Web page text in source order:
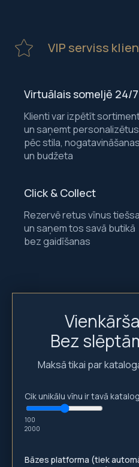
VIP serviss
Virtuālais someljē 24/7
Klienti var izpētīt
un saņemt
pēc stila,
un budžeta
Click & Collect
Rezervē retus vīnus
un saņem tos savā butikā
bez gaidīšanas
Bez
Maksā tikai par
Cik unikālu vīnu ir tavā
100
2000
Bāzes platforma (tiek